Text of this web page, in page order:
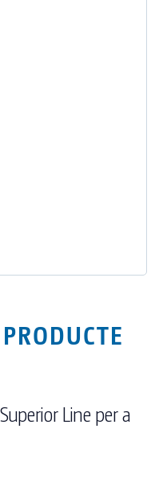
Line per a